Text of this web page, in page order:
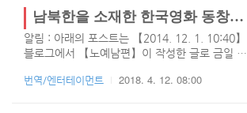
리를 위해 그 꿈만은 젊은 모두 버리고 헌신했다
는 모습을 보면 너무나 공감이 되는 영화이기도
합니다. 필자..
후 뉴스를 정독해보면 이 기사가 자국의 국민들
에게 말하고 싶은 것이 무엇인지 어렴풋이 알것
도 같네요. 여하튼 북한인권결의안이 통과되면
좋지만 통과된다고 큰 변화가 있을것 같지는 않
은데요. 중국과 러시아의 찬성을 받아내기위해
남북한을 소재한 한국영화 동창생에 대한 중국인들의 반응
알림 : 아래의 포스트는 【2014. 12. 1. 10:40】
블로그에서 【노예남편】이 작성한 글로 금일 티
한번은 보았던 영화인데요.(물론 다운받아서 보
번역/엔터테이먼트 2018. 4. 12. 08:00